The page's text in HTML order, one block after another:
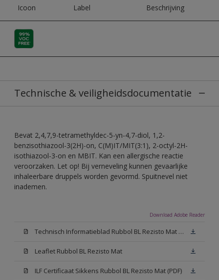
Icoon Label Beschrijving
Technische & veiligheidsdocumentatie
Bevat 2,4,7,9-tetramethyldec-5-yn-4,7-diol, 1,2-
benzisothiazool-3(2H)-on, C(M)IT/MIT(3:1), 2-octyl-2H-
isothiazool-3-on en MBIT. Kan een allergische reactie
veroorzaken. Let op! Bij verneveling kunnen gevaarlijke
inhaleerbare druppels worden gevormd. Spuitnevel niet
inademen.
Download Adobe Reader
Technisch Informatieblad Rubbol BL Rezisto Mat (PDF)
Leaflet Rubbol BL Rezisto Mat
ILF Certificaat Sikkens Rubbol BL Rezisto Mat (PDF)